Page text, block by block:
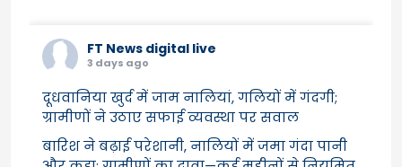
FT News digital live
3 days ago
दूधवानिया खुर्द में जाम नालियां, गलियों में गंदगी;
ग्रामीणों ने उठाए सफाई व्यवस्था पर सवाल
बारिश ने बढ़ाई परेशानी, नालियों में जमा गंदा पानी